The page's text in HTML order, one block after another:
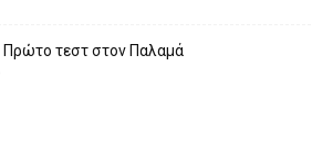
τεστ στον Παλαμά